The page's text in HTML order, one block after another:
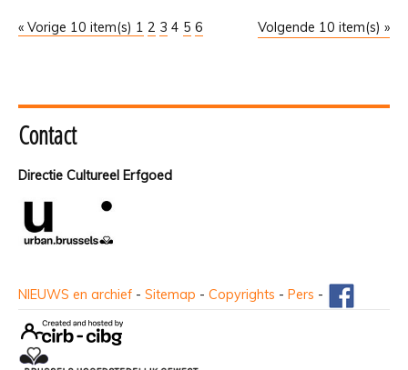
« Vorige 10 item(s) Volgende 10 item(s) »
1 2 3 4 5 6
Contact
Directie Cultureel Erfgoed
NIEUWS en archief - Sitemap - Copyrights - Pers -